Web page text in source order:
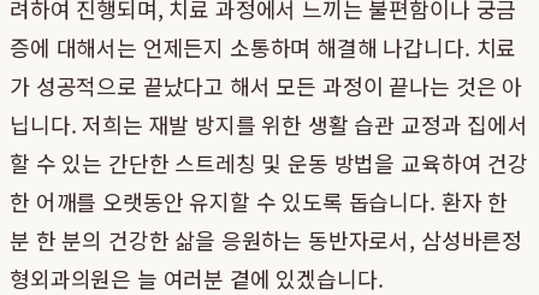
려하여 진행되며, 치료 과정에서 느끼는 불편함이나 궁금
증에 대해서는 언제든지 소통하며 해결해 나갑니다. 치료
가 성공적으로 끝났다고 해서 모든 과정이 끝나는 것은 아
닙니다. 저희는 재발 방지를 위한 생활 습관 교정과 집에서
할 수 있는 간단한 스트레칭 및 운동 방법을 교육하여 건강
한 어깨를 오랫동안 유지할 수 있도록 돕습니다. 환자 한
분 한 분의 건강한 삶을 응원하는 동반자로서, 삼성바른정
형외과의원은 늘 여러분 곁에 있겠습니다.